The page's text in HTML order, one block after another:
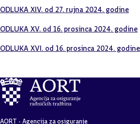
ODLUKA XIV. od 27. rujna 2024. godine
ODLUKA XV. od 16. prosinca 2024. godine
ODLUKA XVI. od 16. prosinca 2024. godine
AORT - Agencija za osiguranje